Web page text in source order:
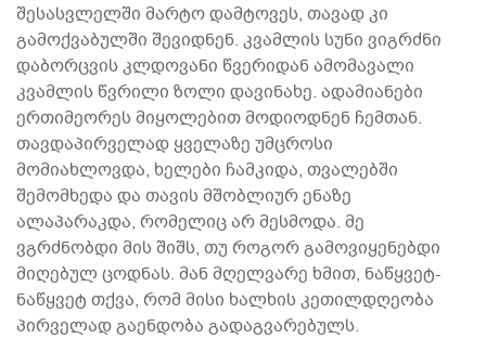
შესასვლელში მარტო დამტოვეს, თავად კი
გამოქვაბულში შევიდნენ. კვამლის სუნი ვიგრძნი
დაბორცვის კლდოვანი წვერიდან ამომავალი
კვამლის წვრილი ზოლი დავინახე. ადამიანები
ერთიმეორეს მიყოლებით მოდიოდნენ ჩემთან.
თავდაპირველად ყველაზე უმცროსი
მომიახლოვდა, ხელები ჩამკიდა, თვალებში
შემომხედა და თავის მშობლიურ ენაზე
ალაპარაკდა, რომელიც არ მესმოდა. მე
ვგრძნობდი მის შიშს, თუ როგორ გამოვიყენებდი
მიღებულ ცოდნას. მან მღელვარე ხმით, ნაწყვეტ-
ნაწყვეტ თქვა, რომ მისი ხალხის კეთილდღეობა
პირველად გაენდობა გადაგვარებულს.